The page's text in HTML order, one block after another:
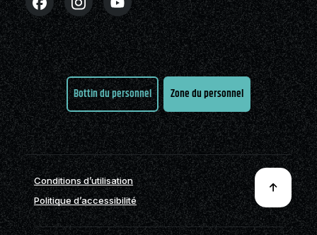
Bottin du personnel Zone du personnel
Conditions d’utilisation
Politique d’accessibilité